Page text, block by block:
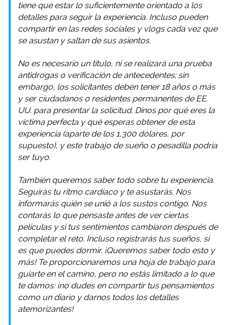
tiene que estar lo suficientemente orientado a los
detalles para seguir la experiencia. Incluso pueden
compartir en las redes sociales y vlogs cada vez que
se asustan y saltan de sus asientos.
No es necesario un título, ni se realizará una prueba
antidrogas o verificación de antecedentes; sin
embargo, los solicitantes deben tener 18 años o más
y ser ciudadanos o residentes permanentes de EE.
UU. para presentar la solicitud. Dinos por qué eres la
víctima perfecta y qué esperas obtener de esta
experiencia (aparte de los 1,300 dólares, por
supuesto), y este trabajo de sueño o pesadilla podría
ser tuyo.
También queremos saber todo sobre tu experiencia.
Seguirás tu ritmo cardíaco y te asustarás. Nos
informarás quién se unió a los sustos contigo. Nos
contarás lo que pensaste antes de ver ciertas
películas y si tus sentimientos cambiaron después de
completar el reto. Incluso registrarás tus sueños, si
es que puedes dormir. ¡Queremos saber todo esto y
más! Te proporcionaremos una hoja de trabajo para
guiarte en el camino, pero no estás limitado a lo que
te damos: ¡no dudes en compartir tus pensamientos
como un diario y darnos todos los detalles
atemorizantes!